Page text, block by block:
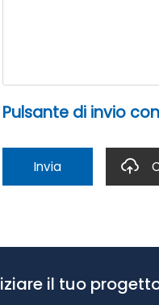
Pulsante di invio
Invia
il tuo